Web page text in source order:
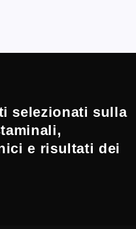
selezionati sulla
e risultati dei